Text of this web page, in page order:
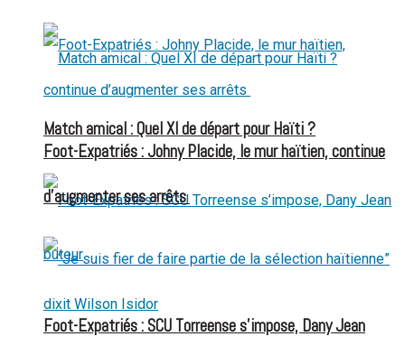
Match amical : Quel XI de départ pour Haïti ?
Foot-Expatriés : SCU Torreense s’impose, Dany Jean
Foot-Expatriés : Johny Placide, le mur haïtien, continue
d’augmenter ses arrêts